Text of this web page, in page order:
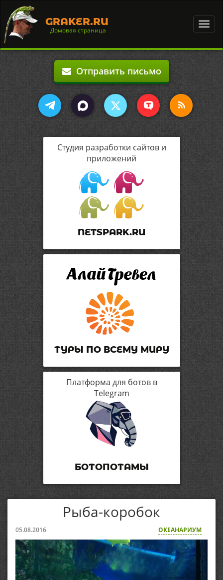
GRAKER.RU
Домовая страница
Отправить письмо
Студия разработки сайтов и
приложений
NETSPARK.RU
ТУРЫ ПО ВСЕМУ МИРУ
Платформа для ботов в
Telegram
БОТОПОТАМЫ
Рыба-коробок
05.08.2016 ОКЕАНАРИУМ